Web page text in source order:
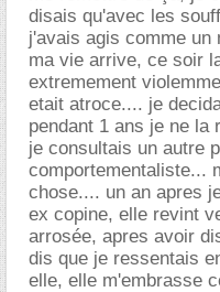
disais qu'avec les
j'avais agis comme
ma vie arrive, ce soir
extremement
etait atroce.... je
pendant 1 ans je ne la
je consultais un autre
comportementaliste...
chose.... un an apres
ex copine, elle revint
arrosée, apres avoir
dis que je ressentais
elle, elle m'embrasse